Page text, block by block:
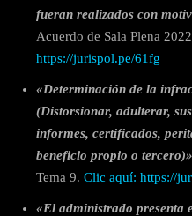
fueran realizados con
Acuerdo de Sala Plena
https://jurispol.pe/61fg
«Determinación de la
(Distorsionar, adulterar,
informes, certificados,
beneficio propio o
Tema 9. Clic aquí: https://
«El administrado presenta